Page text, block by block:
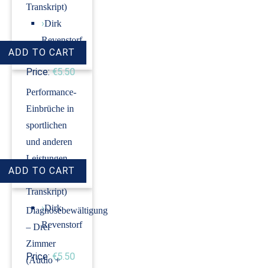
Transkript)
›Dirk
Revenstorf
Price: €5.50
Performance-
Einbrüche in
sportlichen
und anderen
Leistungen
(Audio +
Transkript)
›Dirk
Revenstorf
Price: €5.50
Diagnosebewältigung
– Drei
Zimmer
(Audio +